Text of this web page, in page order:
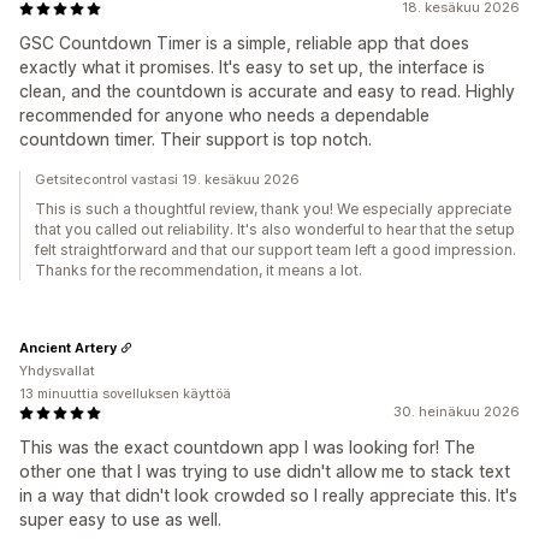
18. kesäkuu 2026
GSC Countdown Timer is a simple, reliable app that does
exactly what it promises. It's easy to set up, the interface is
clean, and the countdown is accurate and easy to read. Highly
recommended for anyone who needs a dependable
countdown timer. Their support is top notch.
Getsitecontrol vastasi 19. kesäkuu 2026
This is such a thoughtful review, thank you! We especially appreciate
that you called out reliability. It's also wonderful to hear that the setup
felt straightforward and that our support team left a good impression.
Thanks for the recommendation, it means a lot.
30. heinäkuu 2026
This was the exact countdown app I was looking for! The
other one that I was trying to use didn't allow me to stack text
in a way that didn't look crowded so I really appreciate this. It's
super easy to use as well.
Ancient Artery
Yhdysvallat
13 minuuttia sovelluksen käyttöä